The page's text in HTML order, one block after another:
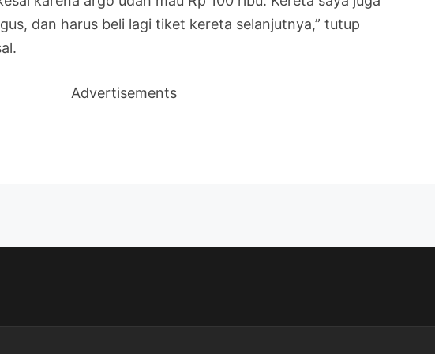
dan harus beli lagi tiket kereta selanjutnya,” tutup
Advertisements